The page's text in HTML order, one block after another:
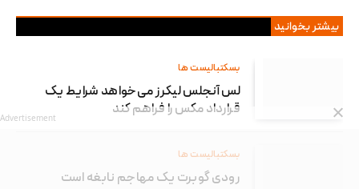
بیشتر بخوانید
بسکتبالیست ها
لس آنجلس لیکرز می‌خواهد شرایط یک
قرارداد مکس را فراهم کند
بسکتبالیست ها
رودی گوبرت یک مهاجم نابغه است
Advertisement